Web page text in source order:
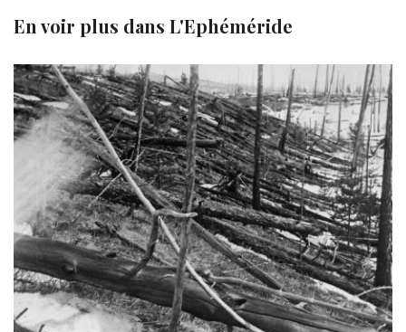
En voir plus dans L'Ephéméride